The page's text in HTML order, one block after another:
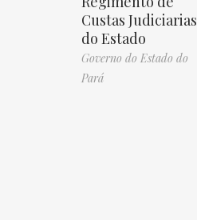
Custas Judiciarias
do Estado
Governo do Estado do
Pará